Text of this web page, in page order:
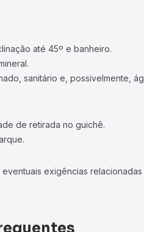
até 45º e banheiro.
sanitário e, possivelmente,
de retirada no guichê.
exigências relacionadas